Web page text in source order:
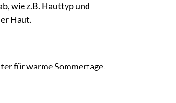
wie z.B. Hauttyp und
Haut.
für warme Sommertage.